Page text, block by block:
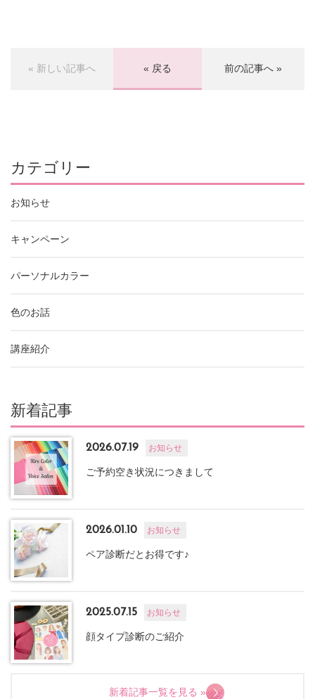
« 新しい記事へ « 戻る 前の記事へ »
カテゴリー
お知らせ
キャンペーン
パーソナルカラー
色のお話
講座紹介
新着記事
2026.07.19 お知らせ
ご予約空き状況につきまして
2026.01.10 お知らせ
ペア診断だとお得です♪
2025.07.15 お知らせ
顔タイプ診断のご紹介
新着記事一覧を見る »